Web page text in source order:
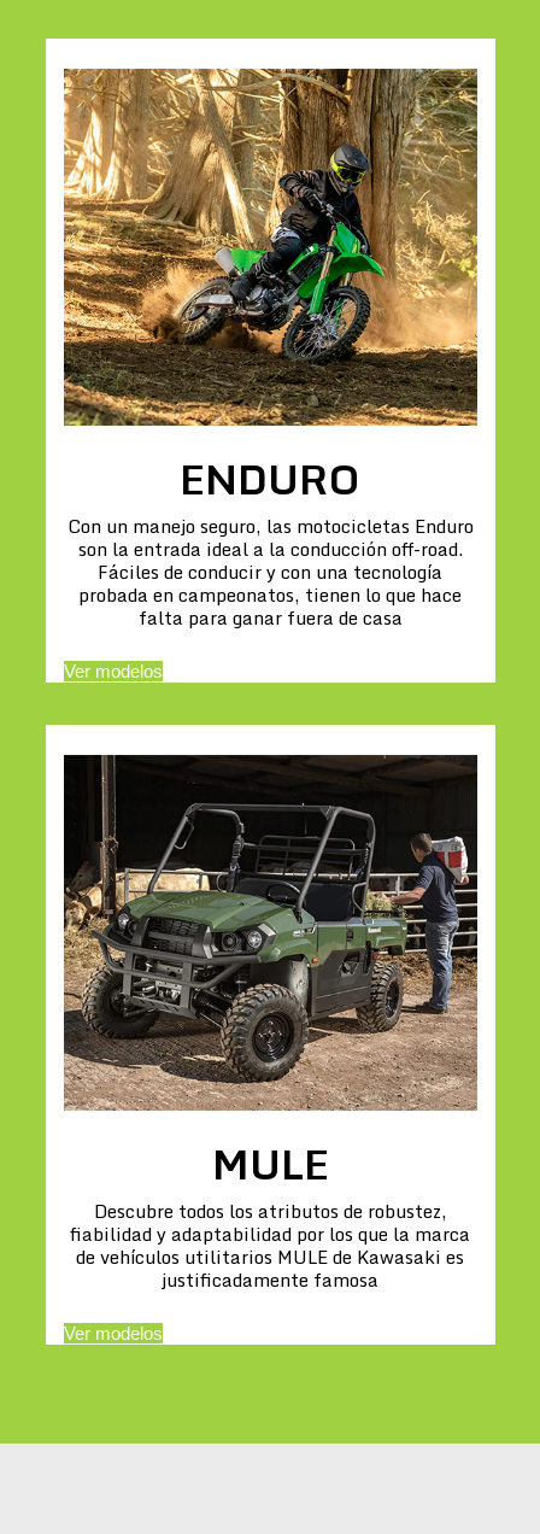
ENDURO
Con un manejo seguro, las motocicletas Enduro
son la entrada ideal a la conducción off-road.
Fáciles de conducir y con una tecnología
probada en campeonatos, tienen lo que hace
falta para ganar fuera de casa
Ver modelos
MULE
Descubre todos los atributos de robustez,
fiabilidad y adaptabilidad por los que la marca
de vehículos utilitarios MULE de Kawasaki es
justificadamente famosa
Ver modelos